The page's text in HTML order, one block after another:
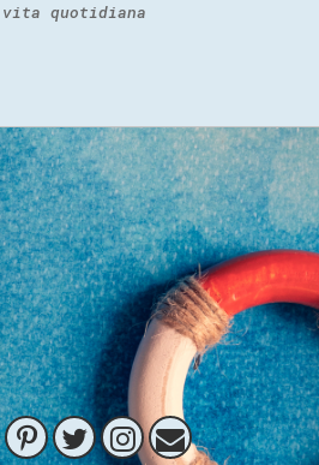
vita quotidiana